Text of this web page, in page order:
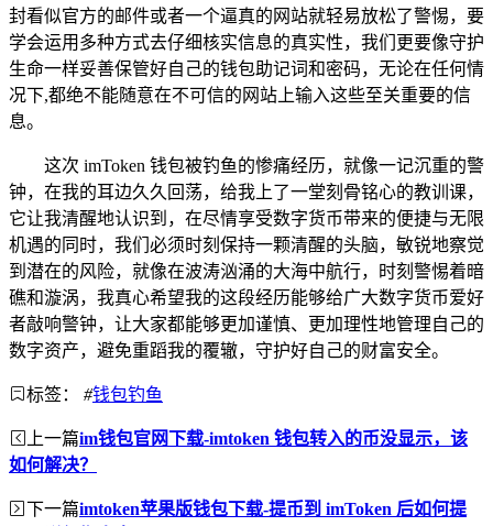
封看似官方的邮件或者一个逼真的网站就轻易放松了警惕，要
学会运用多种方式去仔细核实信息的真实性，我们更要像守护
生命一样妥善保管好自己的钱包助记词和密码，无论在任何情
况下,都绝不能随意在不可信的网站上输入这些至关重要的信
息。
这次 imToken 钱包被钓鱼的惨痛经历，就像一记沉重的警
钟，在我的耳边久久回荡，给我上了一堂刻骨铭心的教训课，
它让我清醒地认识到，在尽情享受数字货币带来的便捷与无限
机遇的同时，我们必须时刻保持一颗清醒的头脑，敏锐地察觉
到潜在的风险，就像在波涛汹涌的大海中航行，时刻警惕着暗
礁和漩涡，我真心希望我的这段经历能够给广大数字货币爱好
者敲响警钟，让大家都能够更加谨慎、更加理性地管理自己的
数字资产，避免重蹈我的覆辙，守护好自己的财富安全。
标签： #钱包钓鱼
上一篇im钱包官网下载-imtoken 钱包转入的币没显示，该
如何解决？
下一篇imtoken苹果版钱包下载-提币到 imToken 后如何提